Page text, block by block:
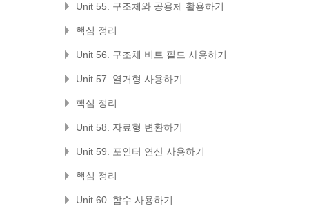
Unit 55. 구조체와 공용체 활용하기
핵심 정리
Unit 56. 구조체 비트 필드 사용하기
Unit 57. 열거형 사용하기
핵심 정리
Unit 58. 자료형 변환하기
Unit 59. 포인터 연산 사용하기
핵심 정리
Unit 60. 함수 사용하기